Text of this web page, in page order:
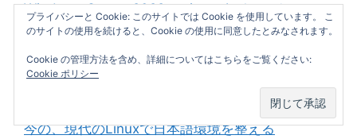
Windows Server 2022にwingetをインストール、
最新のターミナルもインストール
Ubuntu Proを試してみた
LM Studio 0.3.29でEVO-X2が動くようになっ
今の、現代のLinuxで日本語環境を整える
プライバシーと Cookie: このサイトでは Cookie を使用しています。 こ
のサイトの使用を続けると、Cookie の使用に同意したとみなされます。
Cookie の管理方法を含め、詳細についてはこちらをご覧ください:
Cookie ポリシー